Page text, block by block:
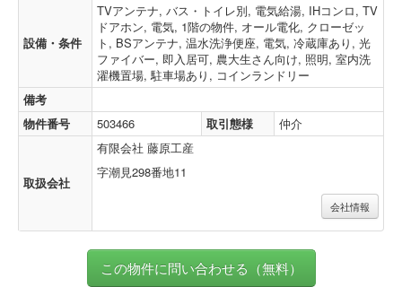
設備・条件
TVアンテナ, バス・トイレ別, 電気給湯, IHコンロ, TV
ドアホン, 電気, 1階の物件, オール電化, クローゼッ
ト, BSアンテナ, 温水洗浄便座, 電気, 冷蔵庫あり, 光
ファイバー, 即入居可, 農大生さん向け, 照明, 室内洗
濯機置場, 駐車場あり, コインランドリー
備考
物件番号
503466 取引態様 仲介
取扱会社
有限会社 藤原工産
字潮見298番地11
会社情報
この物件に問い合わせる（無料）